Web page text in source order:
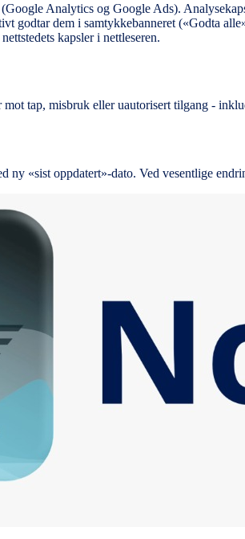
Analytics og Google Ads).
godtar dem i samtykkebanneret («Godta
kapsler i nettleseren.
tap, misbruk eller uautorisert tilgang -
ny «sist oppdatert»-dato. Ved vesentlige